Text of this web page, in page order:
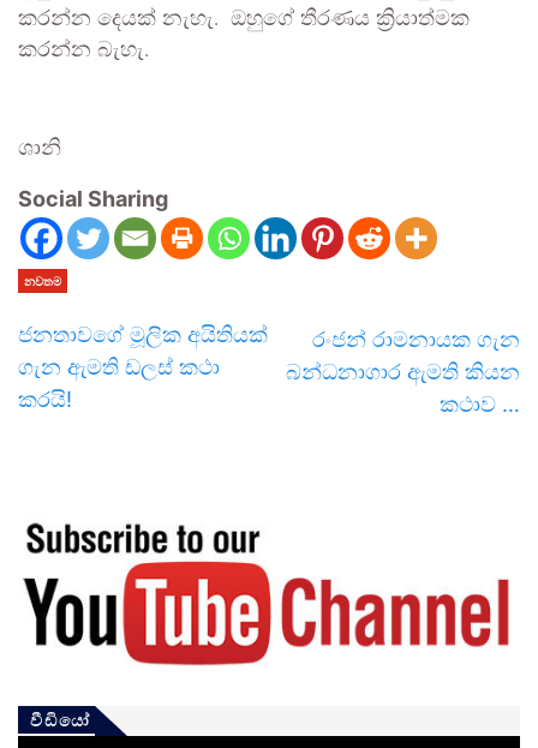
කරන්න දෙයක් නැහැ. ඔහුගේ තීරණය ක්‍රියාත්මක
කරන්න බැහැ.
ශානි
Social Sharing
නවතම
ජනතාවගේ මූලික අයිතියක්
ගැන ඇමති ඩලස් කථා
කරයි!
රංජන් රාමනායක ගැන
බන්ධනාගාර ඇමති කියන
කථාව …
වීඩියෝ